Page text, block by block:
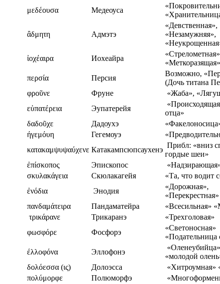
μεδέουσα
Медеоуса
ἂδμητη Адмэтэ
«Девственная»,
«Незамужняя»,
ἰοχέαιρα
Иохеайра
«Стрелометная»
«Меткоразящая»
περσία
Персия
Возможно,
(Дочь титана
φροῦνε
Фруне
«Жаба»,
εὐπατέρεια
Эупатерейя
отца»
δαδοῦχε
Дадоухэ
ήγεμόυη
Гегемоуэ
κατακαμψυψαύχενε Катакампсюпсаухенэ
Прибл: «вниз
гордые шеи»
ἐπίσκοπος
Эпископос
σκυλακάγεια
Скюлакагейя
«Та, что водит
ἐνόδια
Энодия
«Дорожная»,
«Перекрестная»
πανδαμάτειρα
Пандаматейра
«Всесильная»
τρικάρανε
Трикаранэ
«Трехголовая»
φωσφόρε
Фосфорэ
«Светоносная»
«Подательница
έλλοφόνα
Эллофонэ
«молодой
δολόεσσα (ις)
Долоэсса
«Хитроумная»
πολύμορφε
Полюморфэ